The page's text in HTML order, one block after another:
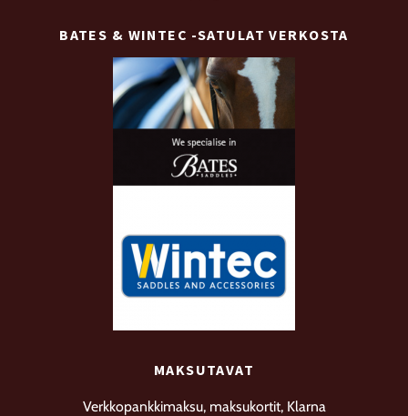
BATES & WINTEC -SATULAT VERKOSTA
MAKSUTAVAT
Verkkopankkimaksu, maksukortit, Klarna